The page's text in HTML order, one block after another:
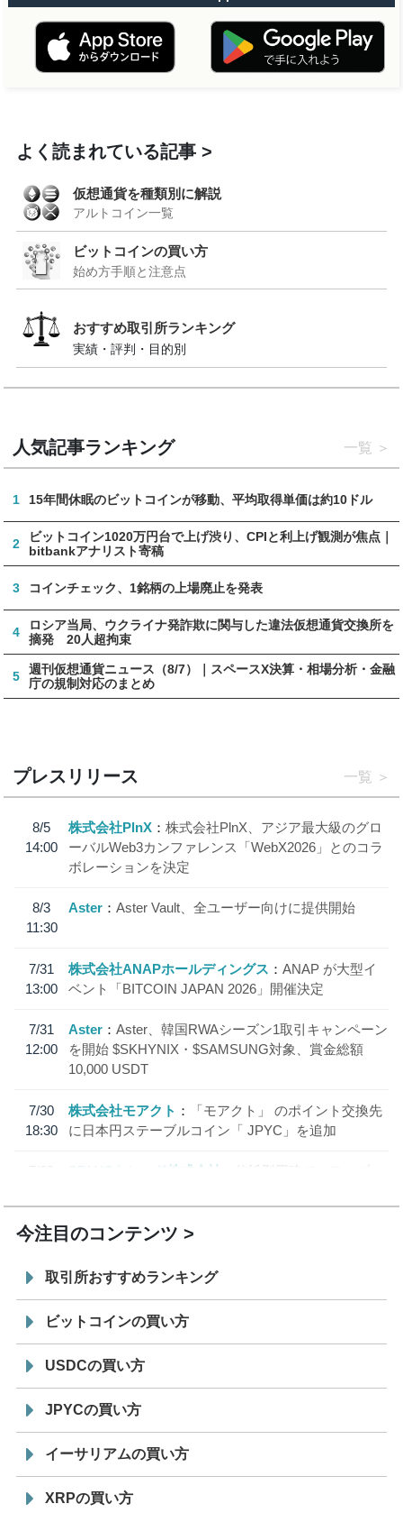
よく読まれている記事
仮想通貨を種類別に解説
アルトコイン一覧
ビットコインの買い方
始め方手順と注意点
おすすめ取引所ランキング
実績・評判・目的別
人気記事ランキング 一覧
1 15年間休眠のビットコインが移動、平均取得単価は約10ドル
2
ビットコイン1020万円台で上げ渋り、CPIと利上げ観測が焦点｜
bitbankアナリスト寄稿
3 コインチェック、1銘柄の上場廃止を発表
4
ロシア当局、ウクライナ発詐欺に関与した違法仮想通貨交換所を
摘発 20人超拘束
5
週刊仮想通貨ニュース（8/7）｜スペースX決算・相場分析・金融
庁の規制対応のまとめ
プレスリリース 一覧
8/5
14:00
株式会社PlnX
株式会社PlnX、アジア最大級のグロ
ーバルWeb3カンファレンス「WebX2026」とのコラ
ボレーションを決定
8/3
11:30
Aster Aster Vault、全ユーザー向けに提供開始
7/31
13:00
株式会社ANAPホールディングス
ANAP が大型イ
ベント「BITCOIN JAPAN 2026」開催決定
7/31
12:00
Aster
Aster、韓国RWAシーズン1取引キャンペーン
を開始 $SKHYNIX・$SAMSUNG対象、賞金総額
10,000 USDT
7/30
18:30
株式会社モアクト
「モアクト」 のポイント交換先
に日本円ステーブルコイン「 JPYC」を追加
7/29
SBI VCトレード株式会社
信託型円建てステーブル
今注目のコンテンツ
取引所おすすめランキング
ビットコインの買い方
USDCの買い方
JPYCの買い方
イーサリアムの買い方
XRPの買い方